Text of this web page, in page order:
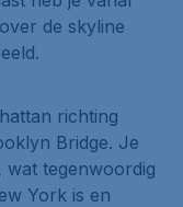
de skyline
.
richting
Bridge. Je
wat tegenwoordig
York is en